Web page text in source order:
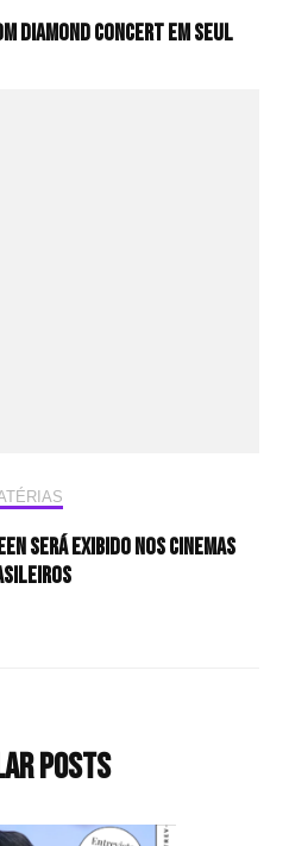
Diamond Concert em Seul
será exibido nos cinemas
Posts